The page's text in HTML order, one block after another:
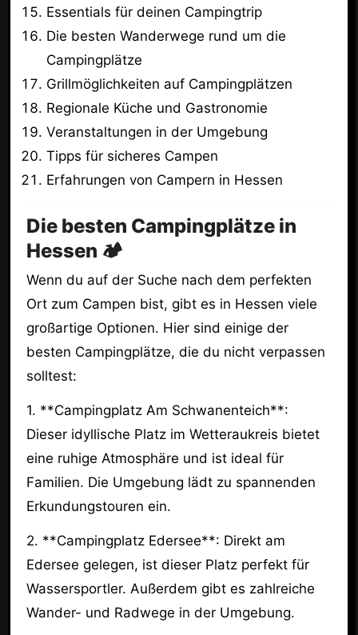
Essentials für deinen Campingtrip
Die besten Wanderwege rund um die
Campingplätze
Grillmöglichkeiten auf Campingplätzen
Regionale Küche und Gastronomie
Veranstaltungen in der Umgebung
Tipps für sicheres Campen
Erfahrungen von Campern in Hessen
Die besten Campingplätze in
Hessen 🏕️
Wenn du auf der Suche nach dem perfekten
Ort zum Campen bist, gibt es in Hessen viele
großartige Optionen. Hier sind einige der
besten Campingplätze, die du nicht verpassen
solltest:
1. **Campingplatz Am Schwanenteich**:
Dieser idyllische Platz im Wetteraukreis bietet
eine ruhige Atmosphäre und ist ideal für
Familien. Die Umgebung lädt zu spannenden
Erkundungstouren ein.
2. **Campingplatz Edersee**: Direkt am
Edersee gelegen, ist dieser Platz perfekt für
Wassersportler. Außerdem gibt es zahlreiche
Wander- und Radwege in der Umgebung.